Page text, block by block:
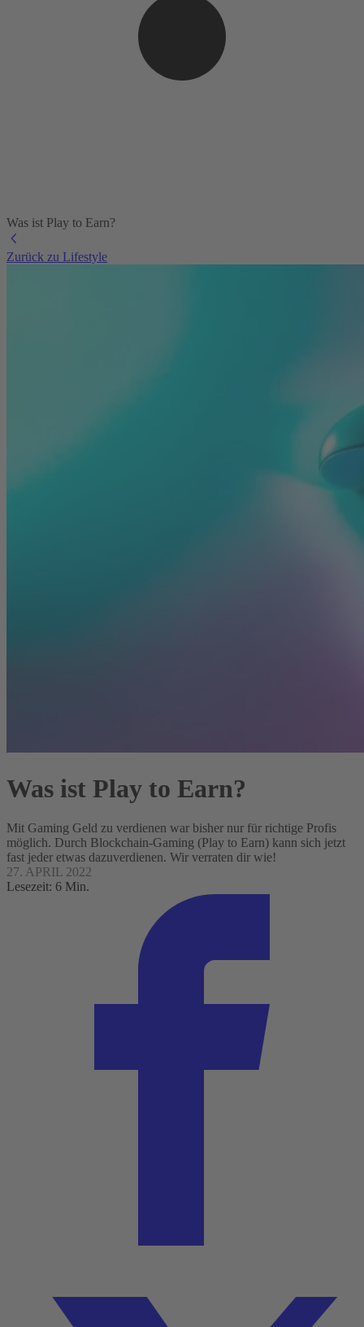
Was ist Play to Earn?
Zurück zu Lifestyle
Was ist Play to Earn?
Mit Gaming Geld zu verdienen war bisher nur für richtige Profis
möglich. Durch Blockchain-Gaming (Play to Earn) kann sich jetzt
fast jeder etwas dazuverdienen. Wir verraten dir wie!
27. APRIL 2022
Lesezeit: 6 Min.